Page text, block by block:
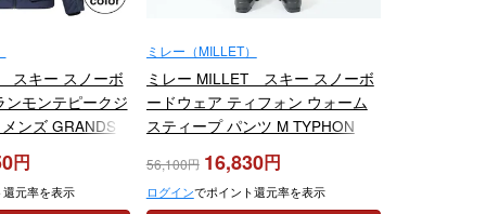
スキー スノーボ
モンテピークジ
ンズ GRANDS
JKT W
元率を表示
ミレー（MILLET）
ミレー MILLET スキー スノーボ
ードウェア ティフォン ウォーム
スティープ パンツ M TYPHON
WARM STEEP PANT M MIV01993
2023-2024
56,100 16,830
ログインでポイント還元率を表示